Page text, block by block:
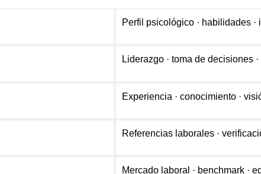
Perfil psicológico · habilidades
Liderazgo · toma de decisiones
Experiencia · conocimiento ·
Referencias laborales ·
Mercado laboral · benchmark ·